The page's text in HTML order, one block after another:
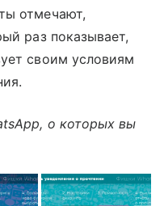
отмечают,
раз показывает,
своим условиям
о которых вы